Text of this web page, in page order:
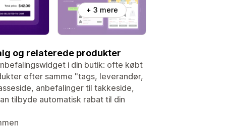
+ 3 mere
og relaterede produkter
i din butik: ofte købt
efter samme "tags, leverandør,
anbefalinger til takkeside,
tilbyde automatisk rabat til din